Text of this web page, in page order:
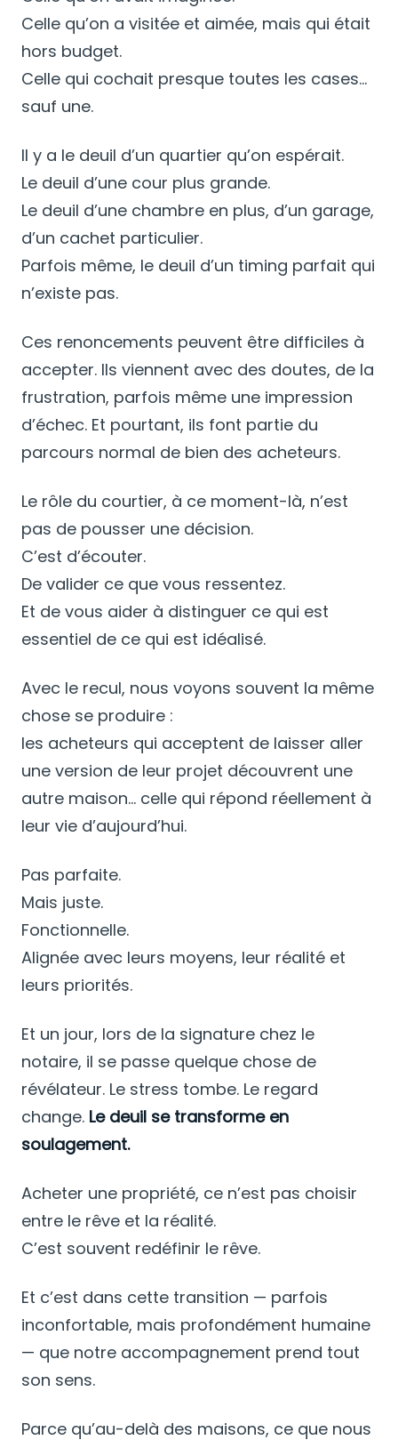
Celle qu’on a visitée et aimée, mais qui était
hors budget.
Celle qui cochait presque toutes les cases…
sauf une.
Il y a le deuil d’un quartier qu’on espérait.
Le deuil d’une cour plus grande.
Le deuil d’une chambre en plus, d’un garage,
d’un cachet particulier.
Parfois même, le deuil d’un timing parfait qui
n’existe pas.
Ces renoncements peuvent être difficiles à
accepter. Ils viennent avec des doutes, de la
frustration, parfois même une impression
d’échec. Et pourtant, ils font partie du
parcours normal de bien des acheteurs.
Le rôle du courtier, à ce moment-là, n’est
pas de pousser une décision.
C’est d’écouter.
De valider ce que vous ressentez.
Et de vous aider à distinguer ce qui est
essentiel de ce qui est idéalisé.
Avec le recul, nous voyons souvent la même
chose se produire :
les acheteurs qui acceptent de laisser aller
une version de leur projet découvrent une
autre maison… celle qui répond réellement à
leur vie d’aujourd’hui.
Pas parfaite.
Mais juste.
Fonctionnelle.
Alignée avec leurs moyens, leur réalité et
leurs priorités.
Et un jour, lors de la signature chez le
notaire, il se passe quelque chose de
révélateur. Le stress tombe. Le regard
change. Le deuil se transforme en
soulagement.
Acheter une propriété, ce n’est pas choisir
entre le rêve et la réalité.
C’est souvent redéfinir le rêve.
Et c’est dans cette transition — parfois
inconfortable, mais profondément humaine
— que notre accompagnement prend tout
son sens.
Parce qu’au-delà des maisons, ce que nous